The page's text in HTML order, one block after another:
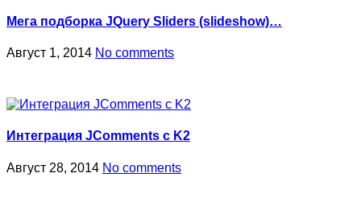
Мега подборка JQuery Sliders (slideshow)…
Август 1, 2014 No comments
Интеграция JComments с K2
Август 28, 2014 No comments